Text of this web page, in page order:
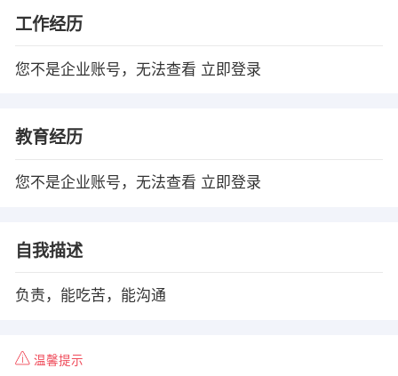
工作经历
您不是企业账号，无法查看 立即登录
教育经历
您不是企业账号，无法查看 立即登录
自我描述
负责，能吃苦，能沟通
温馨提示